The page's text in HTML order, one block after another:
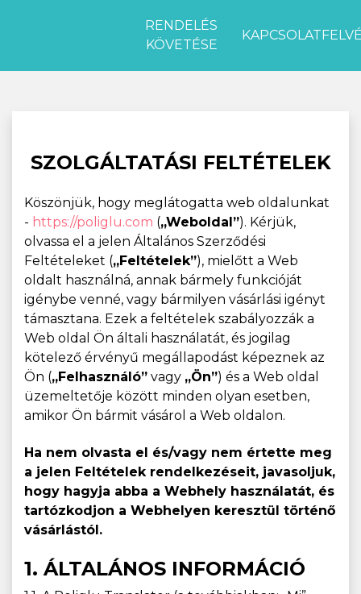
RENDELÉS
KÖVETÉSE
SZOLGÁLTATÁSI FELTÉTELEK
Köszönjük, hogy meglátogatta web oldalunkat
- https://poliglu.com („Weboldal”). Kérjük,
olvassa el a jelen Általános Szerződési
Feltételeket („Feltételek”), mielőtt a Web
oldalt használná, annak bármely funkcióját
igénybe venné, vagy bármilyen vásárlási igényt
támasztana. Ezek a feltételek szabályozzák a
Web oldal Ön általi használatát, és jogilag
kötelező érvényű megállapodást képeznek az
Ön („Felhasználó” vagy „Ön”) és a Web oldal
üzemeltetője között minden olyan esetben,
amikor Ön bármit vásárol a Web oldalon.
Ha nem olvasta el és/vagy nem értette meg
a jelen Feltételek rendelkezéseit, javasoljuk,
hogy hagyja abba a Webhely használatát, és
tartózkodjon a Webhelyen keresztül történő
vásárlástól.
1. ÁLTALÁNOS INFORMÁCIÓ